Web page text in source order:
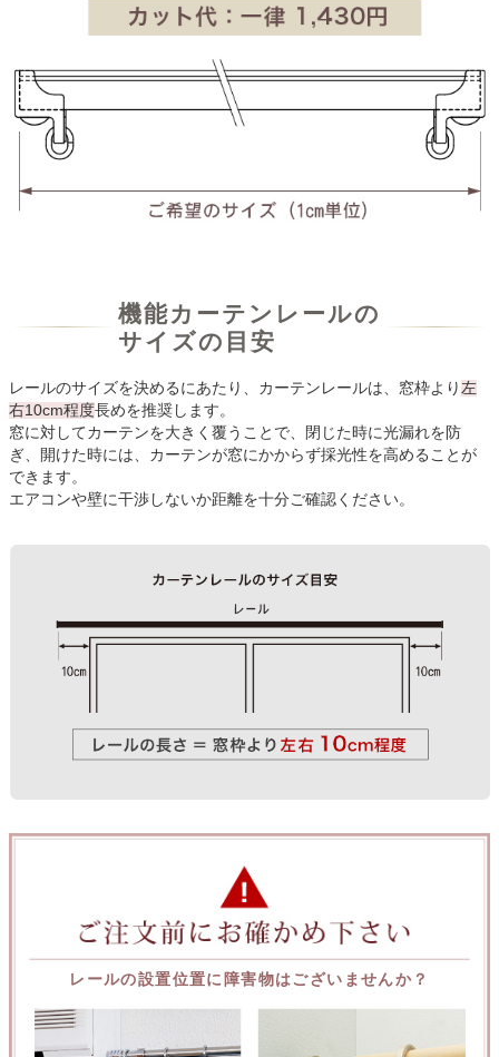
機能カーテンレールの
サイズの目安
レールのサイズを決めるにあたり、カーテンレールは、窓枠より 左
右10cm程度長めを推奨します。
窓に対してカーテンを大きく覆うことで、閉じた時に光漏れを防
ぎ、開けた時には、カーテンが窓にかからず採光性を高めることが
できます。
エアコンや壁に干渉しないか距離を十分ご確認ください。
レールの設置位置に障害物はございませんか？